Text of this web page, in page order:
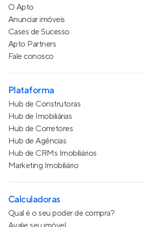
O Apto
Anunciar imóveis
Cases de Sucesso
Apto Partners
Fale conosco
Plataforma
Hub de Construtoras
Hub de Imobiliárias
Hub de Corretores
Hub de Agências
Hub de CRMs Imobiliários
Marketing Imobiliário
Calculadoras
Qual é o seu poder de compra?